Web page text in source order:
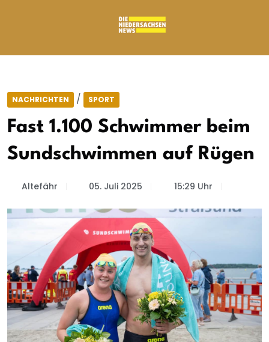
NACHRICHTEN / SPORT
Fast 1.100 Schwimmer beim
Sundschwimmen auf Rügen
Altefähr 05. Juli 2025 15:29 Uhr